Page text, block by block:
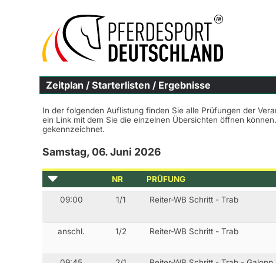
Zeitplan / Starterlisten / Ergebnisse
In der folgenden Auflistung finden Sie alle Prüfungen der
ein Link mit dem Sie die einzelnen Übersichten öffnen
gekennzeichnet.
Samstag, 06. Juni 2026
NR PRÜFUNG
09:00 1/1 Reiter-WB Schritt - Trab
anschl. 1/2 Reiter-WB Schritt - Trab